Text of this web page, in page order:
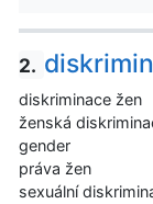
2.
diskriminace žen
ženská
gender
práva žen
sexuální